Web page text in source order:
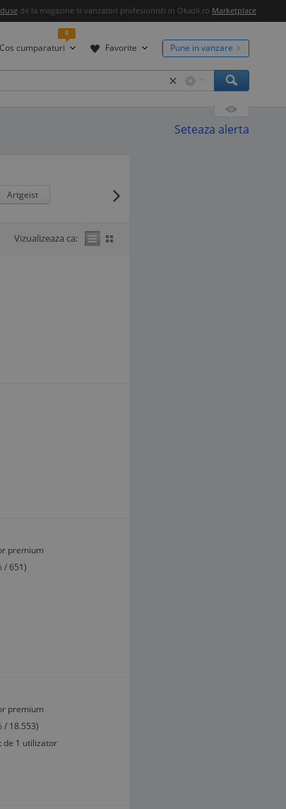
de la magazine si vanzatori profesionisti in Okazii.ro Marketplace
Cos cumparaturi
0
Favorite Pune in vanzare
×
Seteaza alerta
Artgeist
Vizualizeaza ca:
premium
/ 651)
premium
/ 18.553)
de 1 utilizator